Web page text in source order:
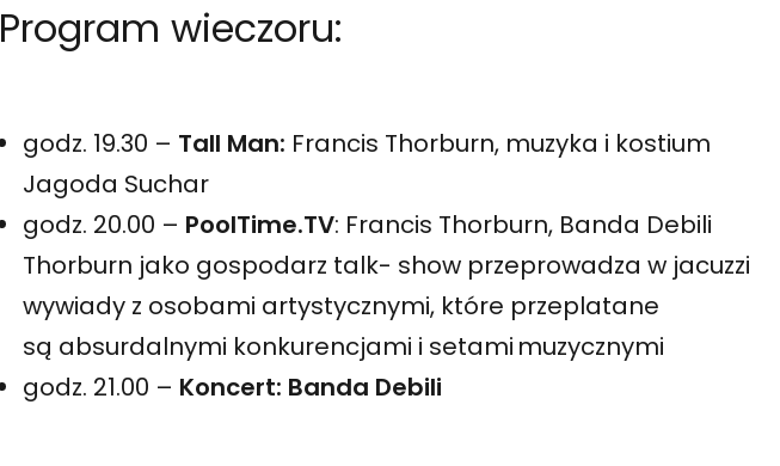
Program wieczoru:
godz. 19.30 – Tall Man: Francis Thorburn, muzyka i kostium
Jagoda Suchar
godz. 20.00 – PoolTime.TV: Francis Thorburn, Banda Debili
Thorburn jako gospodarz talk- show przeprowadza w jacuzzi
wywiady z osobami artystycznymi, które przeplatane
są absurdalnymi konkurencjami i setami muzycznymi
godz. 21.00 – Koncert: Banda Debili